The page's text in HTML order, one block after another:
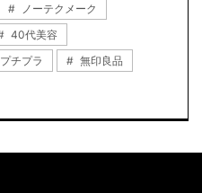
ノーテクメーク
40代美容
プチプラ
無印良品